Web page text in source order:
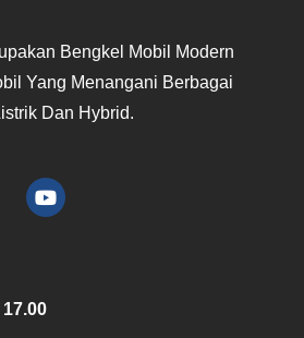
Bengkel Mobil Modern
Yang Menangani Berbagai
Dan Hybrid.
17.00